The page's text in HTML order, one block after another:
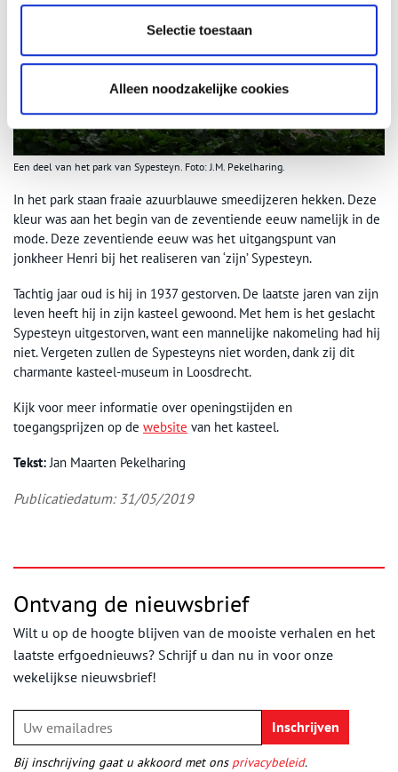
Selectie toestaan
Alleen noodzakelijke cookies
Een deel van het park van Sypesteyn. Foto: J.M. Pekelharing.
In het park staan fraaie azuurblauwe smeedijzeren hekken. Deze
kleur was aan het begin van de zeventiende eeuw namelijk in de
mode. Deze zeventiende eeuw was het uitgangspunt van
jonkheer Henri bij het realiseren van ‘zijn’ Sypesteyn.
Tachtig jaar oud is hij in 1937 gestorven. De laatste jaren van zijn
leven heeft hij in zijn kasteel gewoond. Met hem is het geslacht
Sypesteyn uitgestorven, want een mannelijke nakomeling had hij
niet. Vergeten zullen de Sypesteyns niet worden, dank zij dit
charmante kasteel-museum in Loosdrecht.
Kijk voor meer informatie over openingstijden en
toegangsprijzen op de website van het kasteel.
Tekst:Jan Maarten Pekelharing
Publicatiedatum: 31/05/2019
Ontvang de nieuwsbrief
Wilt u op de hoogte blijven van de mooiste verhalen en het
laatste erfgoednieuws? Schrijf u dan nu in voor onze
wekelijkse nieuwsbrief!
Bij inschrijving gaat u akkoord met ons privacybeleid.